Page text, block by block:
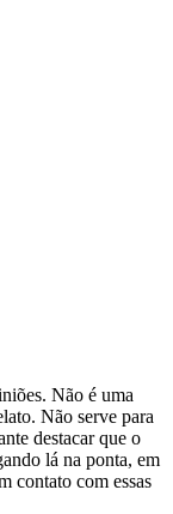
Não é uma
Não serve para
destacar que o
lá na ponta, em
contato com essas